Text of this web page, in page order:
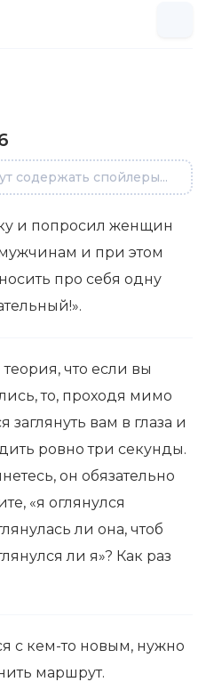
содержать спойлеры...
и попросил женщин
мужчинам и при этом
про себя одну
теория, что если вы
то, проходя мимо
заглянуть вам в глаза и
ровно три секунды.
он обязательно
«я оглянулся
ли она, чтоб
ли я»? Как раз
с кем-то новым, нужно
маршрут.